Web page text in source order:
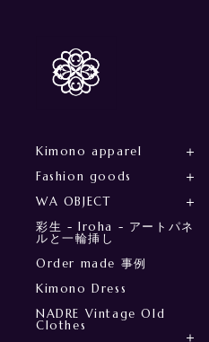
Kimono apparel
Fashion goods
WA OBJECT
彩生 - Iroha - アートパネ
ルと一輪挿し
Order made 事例
Kimono Dress
NADRE Vintage Old
Clothes